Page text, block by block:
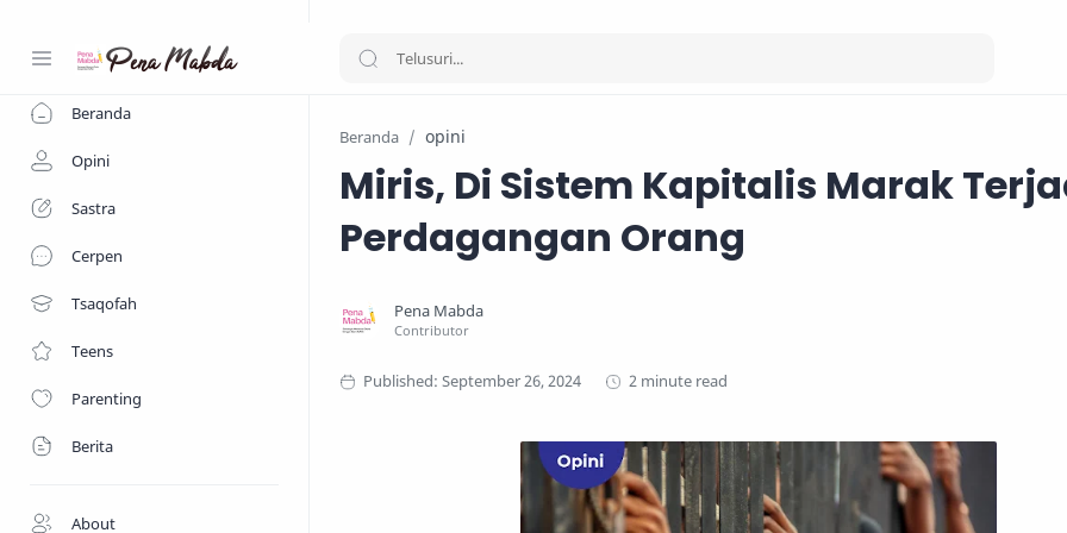
Beranda
Opini
Sastra
Cerpen
Tsaqofah
Teens
Parenting
Berita
About
Beranda opini
Miris, Di Sistem Kapitalis Marak
Perdagangan Orang
2 minute read